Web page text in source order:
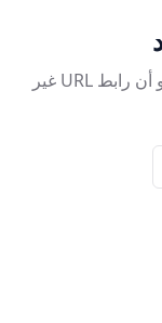
المنتج الذي تبحث عنه قد يكون قد توقف أو أن رابط URL غير